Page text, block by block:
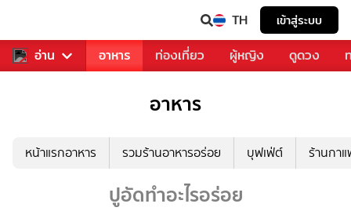
TH เข้าสู่ระบบ
อ่าน
รวงการเพลง อาหาร ท่องเที่ยว ผู้หญิง ดูดวง
อาหาร
หน้าแรกอาหาร รวมร้านอาหารอร่อย บุฟเฟ่ต์ ร้านกา
ปูอัดทำอะไรอร่อย